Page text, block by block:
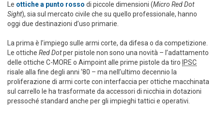
Le ottiche a punto rosso di piccole dimensioni (Micro Red Dot
Sight), sia sul mercato civile che su quello professionale, hanno
oggi due destinazioni d’uso primarie.
La prima è l’impiego sulle armi corte, da difesa o da competizione.
Le ottiche Red Dotper pistole non sono una novità – l’adattamento
delle ottiche C-MORE o Aimpoint alle prime pistole da tiro IPSC
risale alla fine degli anni ‘80 – ma nell’ultimo decennio la
proliferazione di armi corte con interfaccia per ottiche macchinata
sul carrello le ha trasformate da accessori di nicchia in dotazioni
pressoché standard anche per gli impieghi tattici e operativi.